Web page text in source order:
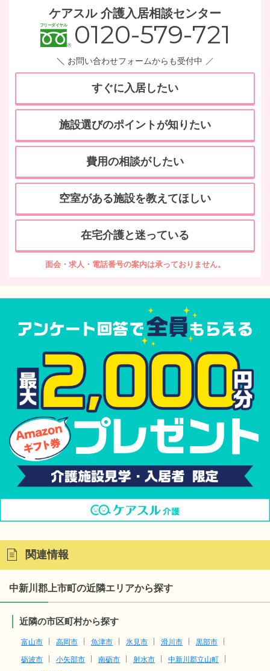
ケアスル 介護入居相談センター
0120-579-721
お問い合わせフォームからも受付中
すぐに入居したい
施設選びのポイントが知りたい
費用の相談がしたい
空室がある施設を教えてほしい
在宅介護と迷っている
面会・求人・電話番号の案内は承っておりません。
関連情報
中新川郡上市町の近隣エリアから探す
近隣の市区町村から探す
富山市 高岡市 魚津市 氷見市 滑川市
黒部市
砺波市
小矢部市 南砺市 射水市
中新川郡立山町